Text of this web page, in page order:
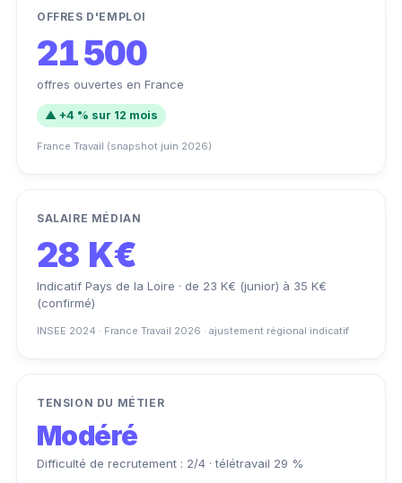
OFFRES D'EMPLOI
21 500
offres ouvertes en France
▲ +4 % sur 12 mois
France Travail (snapshot juin 2026)
SALAIRE MÉDIAN
28 K€
Indicatif Pays de la Loire · de 23 K€ (junior) à 35 K€
(confirmé)
INSEE 2024 · France Travail 2026 · ajustement régional indicatif
TENSION DU MÉTIER
Modéré
Difficulté de recrutement : 2/4 · télétravail 29 %